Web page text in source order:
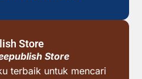
Store
Store
terbaik untuk mencari